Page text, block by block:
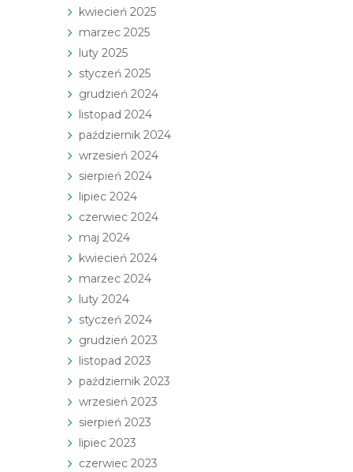
kwiecień 2025
marzec 2025
luty 2025
styczeń 2025
grudzień 2024
listopad 2024
październik 2024
wrzesień 2024
sierpień 2024
lipiec 2024
czerwiec 2024
maj 2024
kwiecień 2024
marzec 2024
luty 2024
styczeń 2024
grudzień 2023
listopad 2023
październik 2023
wrzesień 2023
sierpień 2023
lipiec 2023
czerwiec 2023